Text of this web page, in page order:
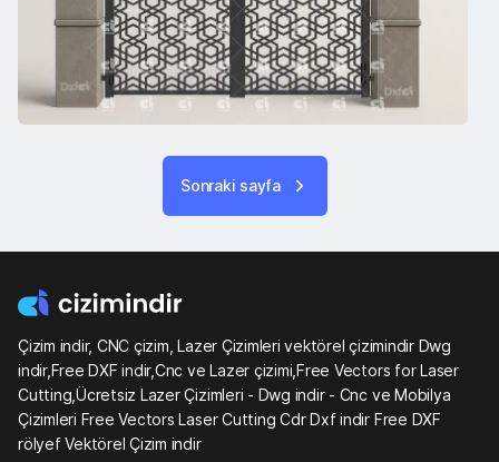
Sonraki sayfa
Çizim indir, CNC çizim, Lazer Çizimleri vektörel çizimindir Dwg
indir,Free DXF indir,Cnc ve Lazer çizimi,Free Vectors for Laser
Cutting,Ücretsiz Lazer Çizimleri - Dwg indir - Cnc ve Mobilya
Çizimleri Free Vectors Laser Cutting Cdr Dxf indir Free DXF
rölyef Vektörel Çizim indir